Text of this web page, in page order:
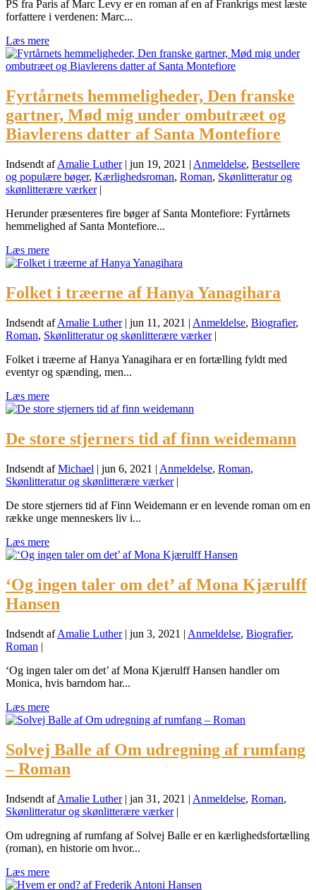
PS fra Paris af Marc Levy er en roman af en af Frankrigs mest læste
forfattere i verdenen: Marc...
Læs mere
Fyrtårnets hemmeligheder, Den franske
gartner, Mød mig under ombutræet og
Biavlerens datter af Santa Montefiore
Indsendt afAmalie Luther| jun 19, 2021 | Anmeldelse, Bestsellere
og populære bøger, Kærlighedsroman, Roman, Skønlitteratur og
skønlitterære værker|
Herunder præsenteres fire bøger af Santa Montefiore: Fyrtårnets
hemmelighed af Santa Montefiore...
Læs mere
Folket i træerne af Hanya Yanagihara
Indsendt afAmalie Luther| jun 11, 2021 | Anmeldelse, Biografier,
Roman, Skønlitteratur og skønlitterære værker|
Folket i træerne af Hanya Yanagihara er en fortælling fyldt med
eventyr og spænding, men...
Læs mere
De store stjerners tid af finn weidemann
Indsendt afMichael | jun 6, 2021 | Anmeldelse, Roman,
Skønlitteratur og skønlitterære værker|
De store stjerners tid af Finn Weidemann er en levende roman om en
række unge menneskers liv i...
Læs mere
‘Og ingen taler om det’ af Mona Kjærulff
Hansen
Indsendt afAmalie Luther| jun 3, 2021 | Anmeldelse, Biografier,
Roman |
‘Og ingen taler om det’ af Mona Kjærulff Hansen handler om
Monica, hvis barndom har...
Læs mere
Solvej Balle af Om udregning af rumfang
– Roman
Indsendt afAmalie Luther| jan 31, 2021 | Anmeldelse, Roman,
Skønlitteratur og skønlitterære værker|
Om udregning af rumfang af Solvej Balle er en kærlighedsfortælling
(roman), en historie om hvor...
Læs mere